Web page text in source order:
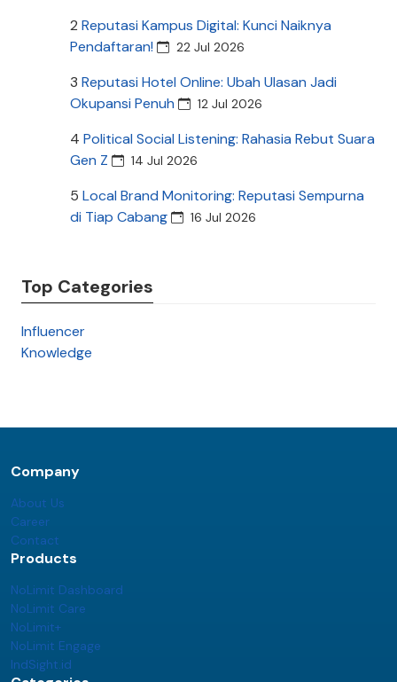
2 Reputasi Kampus Digital: Kunci Naiknya
Pendaftaran!
22 Jul 2026
3 Reputasi Hotel Online: Ubah Ulasan Jadi
Okupansi Penuh
12 Jul 2026
4 Political Social Listening: Rahasia Rebut Suara
Gen Z
14 Jul 2026
5 Local Brand Monitoring: Reputasi Sempurna
di Tiap Cabang
16 Jul 2026
Top Categories
Influencer
Knowledge
Company
About Us
Career
Contact
Products
NoLimit Dashboard
NoLimit Care
NoLimit+
NoLimit Engage
IndSight.id